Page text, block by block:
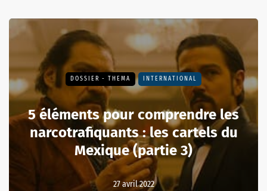
DOSSIER - THEMA INTERNATIONAL
5 éléments pour comprendre les
narcotrafiquants : les cartels du
Mexique (partie 3)
27 avril 2022